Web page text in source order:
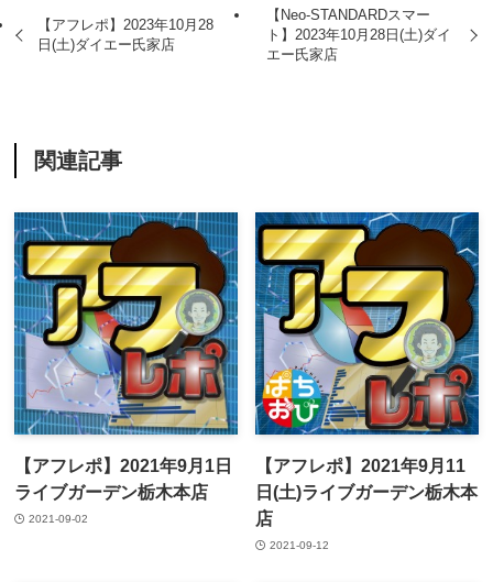
【アフレポ】2023年10月28
日(土)ダイエー氏家店
【Neo-STANDARDスマー
ト】2023年10月28日(土)ダイ
エー氏家店
関連記事
【アフレポ】2021年9月1日
ライブガーデン栃木本店
2021-09-02
【アフレポ】2021年9月11
日(土)ライブガーデン栃木本
店
2021-09-12